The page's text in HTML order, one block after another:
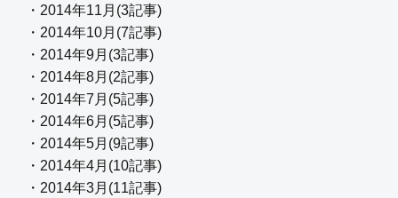
・2014年11月(3記事)
・2014年10月(7記事)
・2014年9月(3記事)
・2014年8月(2記事)
・2014年7月(5記事)
・2014年6月(5記事)
・2014年5月(9記事)
・2014年4月(10記事)
・2014年3月(11記事)